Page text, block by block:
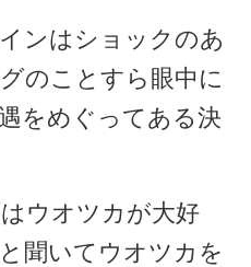
ンはショックのあ
のことすら眼中に
をめぐってある決
ウオツカが大好
聞いてウオツカを